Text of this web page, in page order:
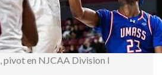
pivot en NJCAA Division I